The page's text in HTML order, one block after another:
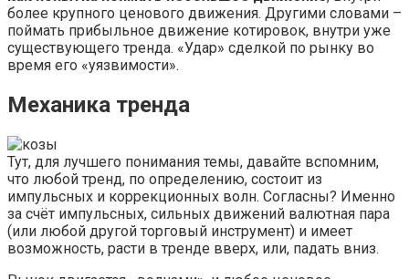
более крупного ценового движения. Другими словами –
поймать прибыльное движение котировок, внутри уже
существующего тренда. «Удар» сделкой по рынку во
время его «уязвимости».
Механика тренда
Тут, для лучшего понимания темы, давайте вспомним,
что любой тренд, по определению, состоит из
импульсных и коррекционных волн. Согласны? Именно
за счёт импульсных, сильных движений валютная пара
(или любой другой торговый инструмент) и имеет
возможность, расти в тренде вверх, или, падать вниз.